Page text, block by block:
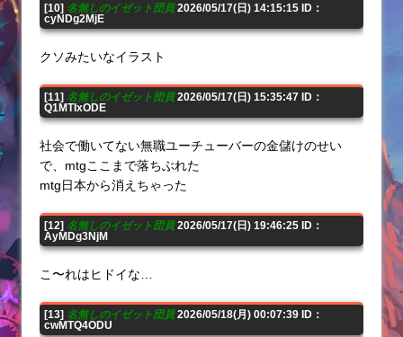
[10] 名無しのイゼット団員2026/05/17(日) 14:15:15 ID：
cyNDg2MjE
クソみたいなイラスト
[11] 名無しのイゼット団員2026/05/17(日) 15:35:47 ID：
Q1MTIxODE
社会で働いてない無職ユーチューバーの金儲けのせい
で、mtgここまで落ちぶれた
mtg日本から消えちゃった
[12] 名無しのイゼット団員2026/05/17(日) 19:46:25 ID：
AyMDg3NjM
こ〜れはヒドイな…
[13] 名無しのイゼット団員2026/05/18(月) 00:07:39 ID：
cwMTQ4ODU